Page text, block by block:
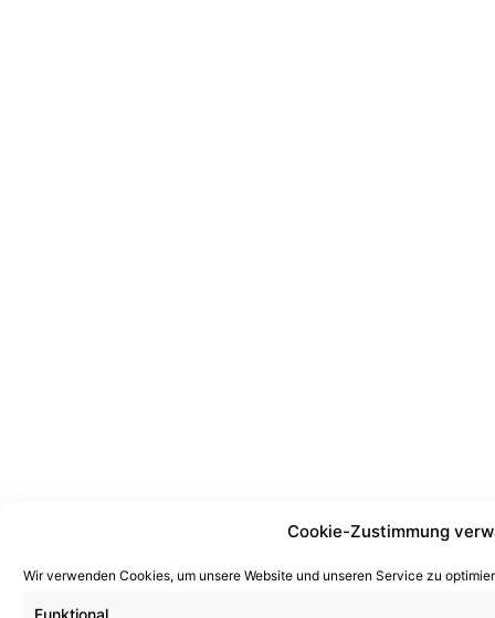
Cookie-Zustimmung
Wir verwenden Cookies, um unsere Website und unseren Service zu
Funktional